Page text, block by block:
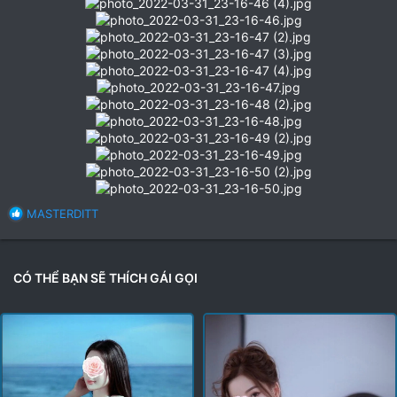
R
t
MASTERDITT
CÓ THỂ BẠN SẼ THÍCH GÁI GỌI